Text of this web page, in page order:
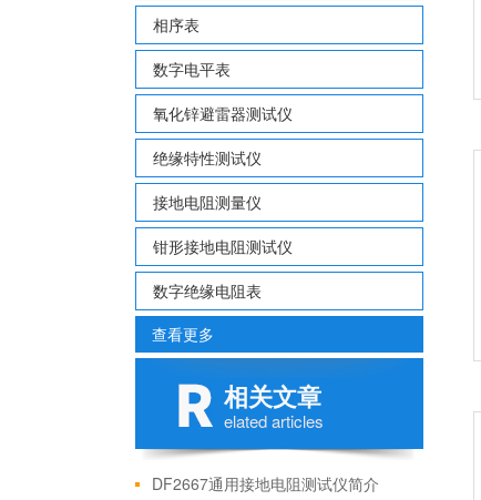
相序表
数字电平表
氧化锌避雷器测试仪
绝缘特性测试仪
接地电阻测量仪
钳形接地电阻测试仪
数字绝缘电阻表
查看更多
相关文章
elated articles
DF2667通用接地电阻测试仪简介